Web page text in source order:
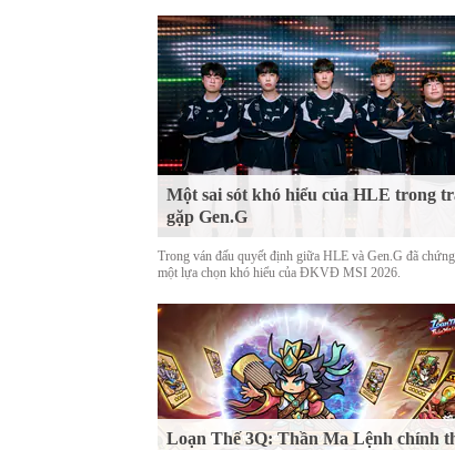
Một sai sót khó hiểu của HLE trong
gặp Gen.G
Trong ván đấu quyết định giữa HLE và Gen.G đã
một lựa chọn khó hiểu của ĐKVĐ MSI 2026.
Loạn Thế 3Q: Thần Ma Lệnh chính